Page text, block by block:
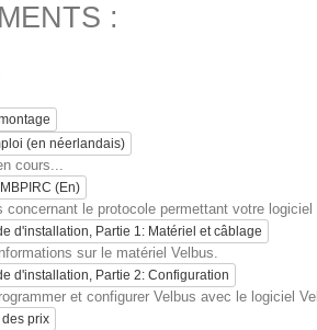
:
(en néerlandais)
cours...
(En)
concernant le protocole permettant votre
d'installation, Partie 1: Matériel et câblage
sur le matériel Velbus.
d'installation, Partie 2: Configuration
et configurer Velbus avec le logiciel
prix